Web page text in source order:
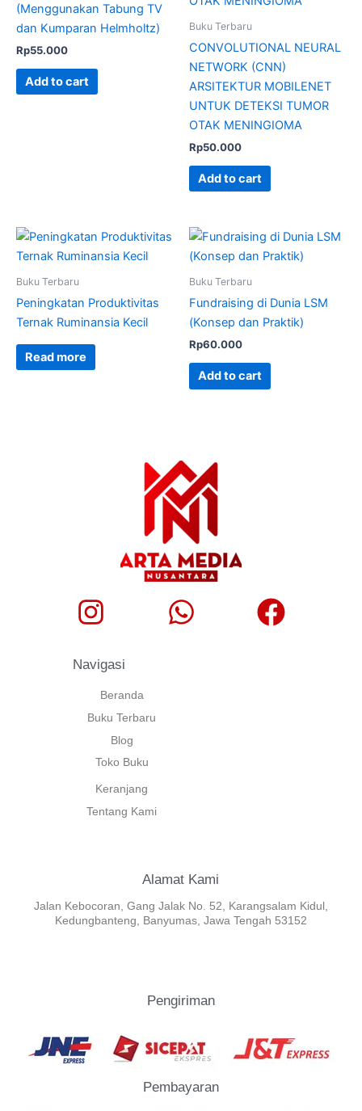
(Menggunakan Tabung TV
dan Kumparan Helmholtz)
Rp55.000
Add to cart
Buku Terbaru
CONVOLUTIONAL NEURAL
NETWORK (CNN)
ARSITEKTUR MOBILENET
UNTUK DETEKSI TUMOR
OTAK MENINGIOMA
Rp50.000
Add to cart
Buku Terbaru
Peningkatan Produktivitas
Ternak Ruminansia Kecil
Read more
Buku Terbaru
Fundraising di Dunia LSM
(Konsep dan Praktik)
Rp60.000
Add to cart
Navigasi
Beranda
Buku Terbaru
Blog
Toko Buku
Keranjang
Tentang Kami
Alamat Kami
Jalan Kebocoran, Gang Jalak No. 52, Karangsalam Kidul,
Kedungbanteng, Banyumas, Jawa Tengah 53152
Pengiriman
Pembayaran